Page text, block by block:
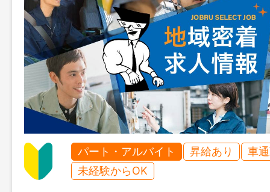
パート・アルバイト 昇給あり
車
未経験からOK